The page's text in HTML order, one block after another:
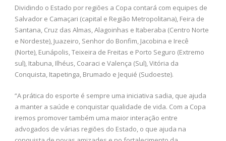
Dividindo o Estado por regiões a Copa contará com equipes de
Salvador e Camaçari (capital e Região Metropolitana), Feira de
Santana, Cruz das Almas, Alagoinhas e Itaberaba (Centro Norte
e Nordeste), Juazeiro, Senhor do Bonfim, Jacobina e Irecê
(Norte), Eunápolis, Teixeira de Freitas e Porto Seguro (Extremo
sul), Itabuna, Ilhéus, Coaraci e Valença (Sul), Vitória da
Conquista, Itapetinga, Brumado e Jequié (Sudoeste).
“A prática do esporte é sempre uma iniciativa sadia, que ajuda
a manter a saúde e conquistar qualidade de vida. Com a Copa
iremos promover também uma maior interação entre
advogados de várias regiões do Estado, o que ajuda na